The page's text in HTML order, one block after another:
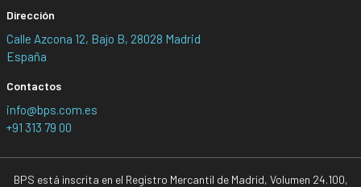
Dirección
Calle Azcona 12, Bajo B, 28028 Madrid
España
Contactos
info@bps.com.es
+91 313 79 00
BPS está inscrita en el Registro Mercantil de Madrid, Volumen 24.100,